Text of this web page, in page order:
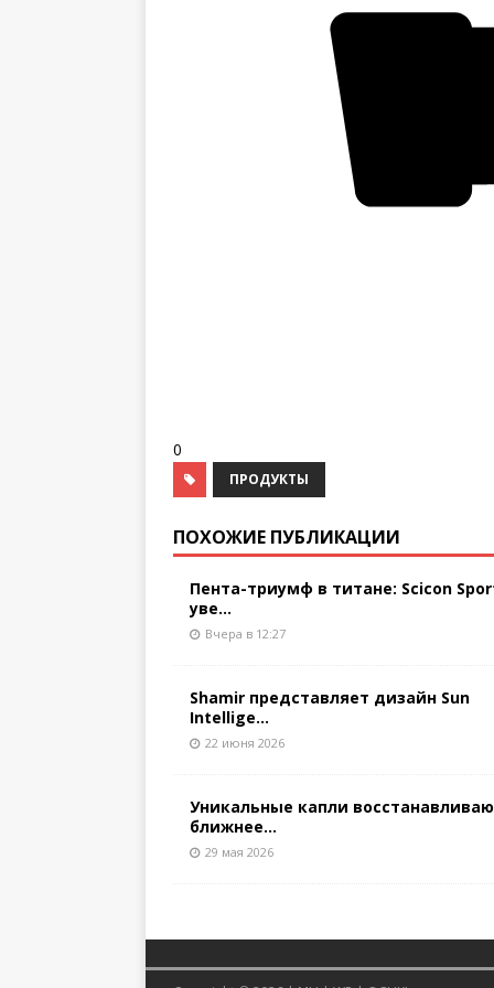
0
ПРОДУКТЫ
ПОХОЖИЕ ПУБЛИКАЦИИ
Пента-триумф в титане: Scicon
уве...
Вчера в 12:27
Shamir представляет дизайн Sun
Intellige...
22 июня 2026
Уникальные капли
ближнее...
29 мая 2026